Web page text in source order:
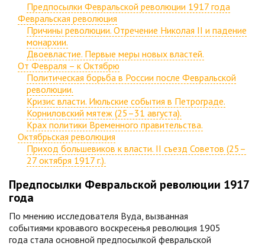
Предпосылки Февральской революции 1917 года
Февральская революция
Причины революции. Отречение Николая II и падение
монархии.
Двоевластие. Первые меры новых властей.
От Февраля – к Октябрю
Политическая борьба в России после Февральской
революции.
Кризис власти. Июльские события в Петрограде.
Корниловский мятеж (25–31 августа).
Крах политики Временного правительства.
Октябрьская революция
Приход большевиков к власти. II съезд Советов (25–
27 октября 1917 г.).
Предпосылки Февральской революции 1917
года
По мнению исследователя Вуда, вызванная
событиями кровавого воскресенья революция 1905
года стала основной предпосылкой февральской